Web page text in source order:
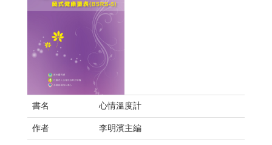
書名 心情溫度計
作者 李明濱主編